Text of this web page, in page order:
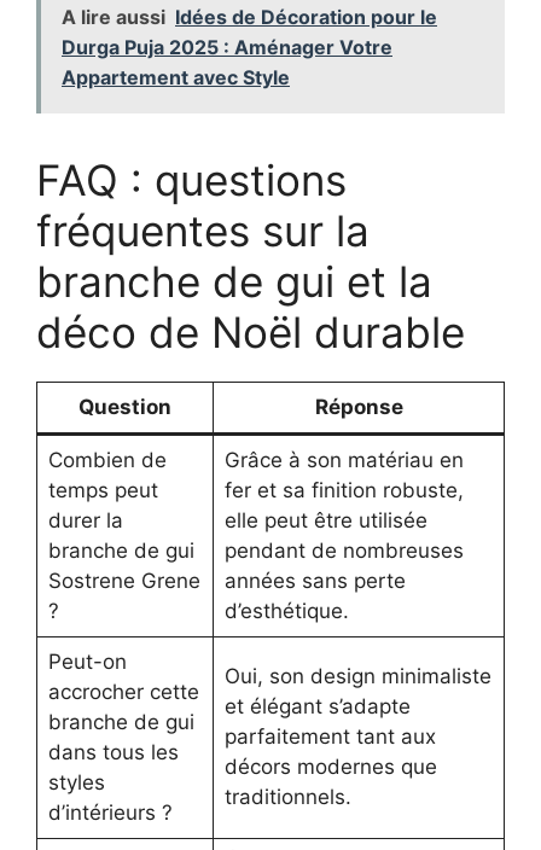
A lire aussi Idées de Décoration pour le
Durga Puja 2025 : Aménager Votre
Appartement avec Style
FAQ : questions
fréquentes sur la
branche de gui et la
déco de Noël durable
Question Réponse
Combien de
temps peut
durer la
branche de gui
Sostrene Grene
?
Grâce à son matériau en
fer et sa finition robuste,
elle peut être utilisée
pendant de nombreuses
années sans perte
d’esthétique.
Peut-on
accrocher cette
branche de gui
dans tous les
styles
d’intérieurs ?
Oui, son design minimaliste
et élégant s’adapte
parfaitement tant aux
décors modernes que
traditionnels.